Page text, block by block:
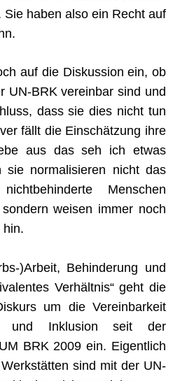
haben also ein Recht auf
auf die Diskussion ein, ob
UN-BRK vereinbar sind und
dass sie dies nicht tun
fällt die Einschätzung ihre
aus das seh ich etwas
sie normalisieren nicht das
Menschen
weisen immer noch
hin.
)Arbeit, Behinderung und
Verhältnis“ geht die
um die Vereinbarkeit
und Inklusion seit der
BRK 2009 ein. Eigentlich
sind mit der UN-